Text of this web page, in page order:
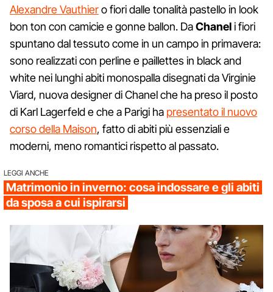
Alexandre Vauthiero fiori dalle tonalità pastello in look
bon ton con camicie e gonne ballon. DaChaneli fiori
spuntano dal tessuto come in un campo in primavera:
sono realizzati con perline e paillettes in black and
white nei lunghi abiti monospalla disegnati da Virginie
Viard, nuova designer di Chanel che ha preso il posto
di Karl Lagerfeld e che a Parigi ha presentato il nuovo
corso della Maison, fatto di abiti più essenziali e
moderni, meno romantici rispetto al passato.
LEGGI ANCHE
Matrimonio in inverno: cosa indossare e gli abiti
da sposa a cui ispirarsi